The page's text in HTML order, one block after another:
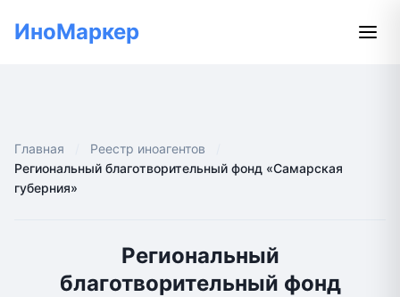
ИноМаркер
Главная
Реестр иноагентов
Региональный благотворительный фонд «Самарская
губерния»
Региональный
благотворительный фонд